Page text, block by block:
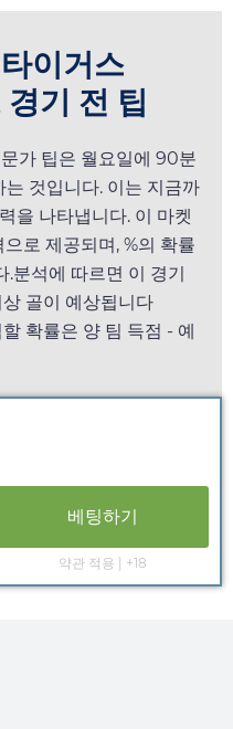
이거스
기 전 팁
가 팁은 월요일에 90분
것입니다. 이는 지금까
을 나타냅니다. 이 마켓
으로 제공되며, %의 확률
.분석에 따르면 이 경기
골이 예상됩니다
확률은 양 팀 득점 - 예
베팅하기
약관 적용 | +18